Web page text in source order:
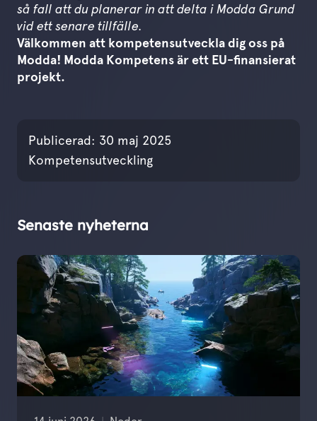
så fall att du planerar in att delta i Modda Grund
vid ett senare tillfälle.
Välkommen att kompetensutveckla dig oss på
Modda! Modda Kompetens är ett EU-finansierat
projekt.
Publicerad: 30 maj 2025Publicerades den
Kompetensutveckling
Senaste nyheterna